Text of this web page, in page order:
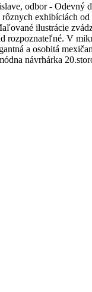
odbor - Odevný
exhibíciách
ilustrácie
rozpoznateľné. V
a osobitá
návrhárka